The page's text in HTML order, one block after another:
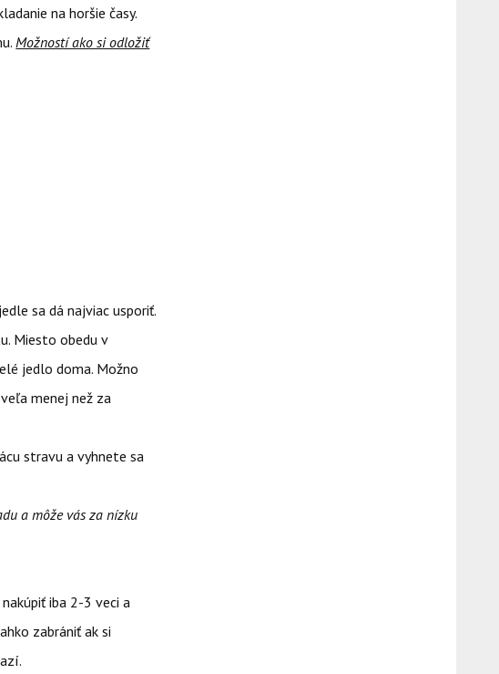
na horšie časy.
Možností ako si odložiť
sa dá najviac usporiť.
Miesto obedu v
jedlo doma. Možno
menej než za
stravu a vyhnete sa
a môže vás za nízku
iba 2-3 veci a
zabrániť ak si